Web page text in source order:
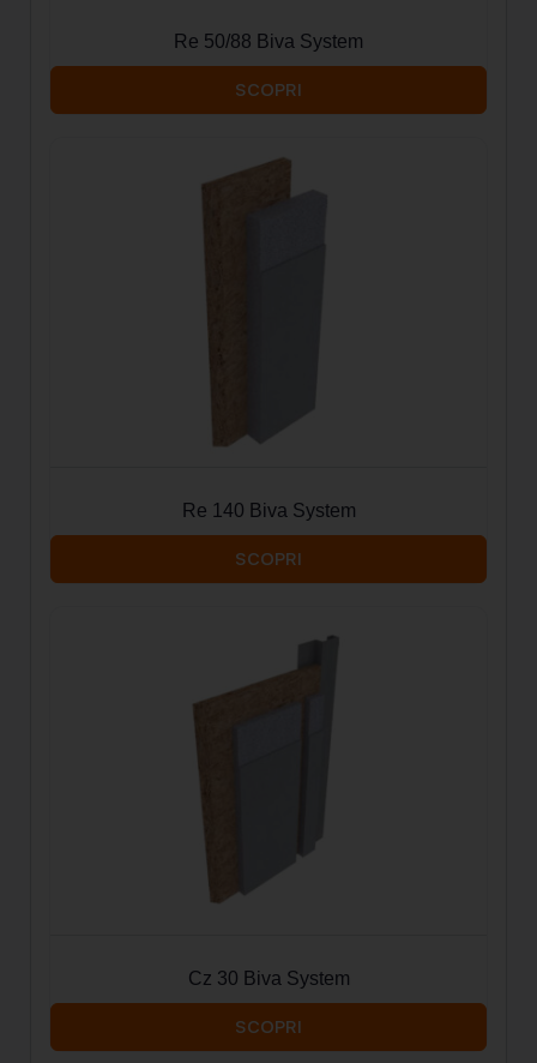
Re 50/88 Biva System
SCOPRI
Re 140 Biva System
SCOPRI
Cz 30 Biva System
SCOPRI